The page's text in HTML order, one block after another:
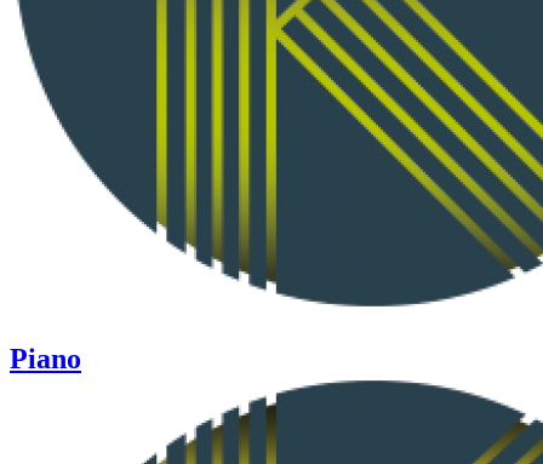
Piano